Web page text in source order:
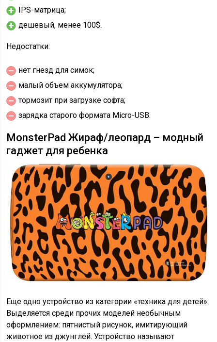
IPS-матрица;
дешевый, менее 100$.
Недостатки:
нет гнезд для симок;
малый объем аккумулятора;
тормозит при загрузке софта;
зарядка старого формата Micro-USB.
MonsterPad Жираф/леопард – модный
гаджет для ребенка
Еще одно устройство из категории «техника для детей».
Выделяется среди прочих моделей необычным
оформлением: пятнистый рисунок, имитирующий
животное из джунглей. Устройство называют